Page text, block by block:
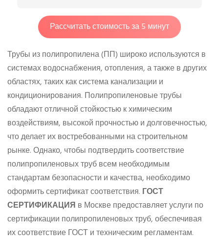
Рассчитать стоимость за 5 минут
Трубы из полипропилена (ПП) широко используются в
системах водоснабжения, отопления, а также в других
областях, таких как система канализации и
кондиционирования. Полипропиленовые трубы
обладают отличной стойкостью к химическим
воздействиям, высокой прочностью и долговечностью,
что делает их востребованными на строительном
рынке. Однако, чтобы подтвердить соответствие
полипропиленовых труб всем необходимым
стандартам безопасности и качества, необходимо
оформить сертификат соответствия. ГОСТ
СЕРТИФИКАЦИЯ в Москве предоставляет услуги по
сертификации полипропиленовых труб, обеспечивая
их соответствие ГОСТ и техническим регламентам.